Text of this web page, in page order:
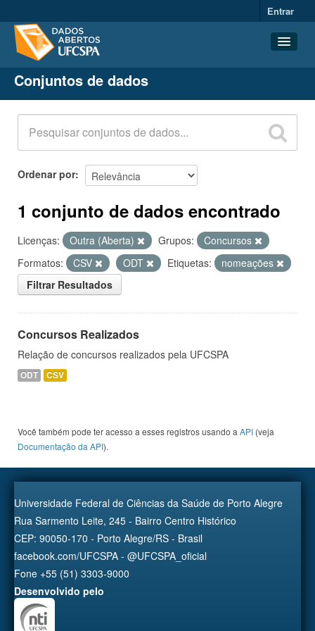
Entrar
Conjuntos de dados
Organizações
Grupos
Sobre
Conjuntos de dados
Ordenar por
1 conjunto de dados encontrado
Licenças: Outra (Aberta) Grupos:
Concursos
Formatos:
CSV ODT Etiquetas:
nomeações
Filtrar Resultados
Concursos Realizados
Relação de concursos realizados pela UFCSPA
ODT CSV
Você também pode ter acesso a esses registros usando a API (veja
Documentação da API).
Universidade Federal de Ciências da Saúde de Porto Alegre
Rua Sarmento Leite, 245 - Bairro Centro Histórico
CEP: 90050-170 - Porto Alegre/RS - Brasil
facebook.com/UFCSPA - @UFCSPA_oficial
Fone +55 (51) 3303-9000
Desenvolvido pelo